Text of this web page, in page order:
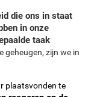
die ons in staat
in onze
taak
geheugen, zijn we in
plaatsvonden te